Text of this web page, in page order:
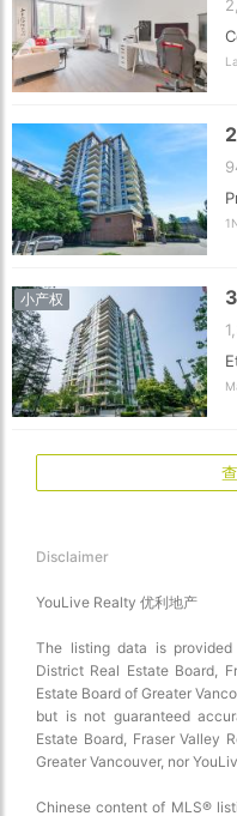
小产权
Disclaimer
YouLive Realty 优利地产
The listing data is
District Real Estate Board,
Estate Board of Greater
but is not guaranteed
Estate Board, Fraser Valley
Greater Vancouver, nor
Chinese content of MLS®